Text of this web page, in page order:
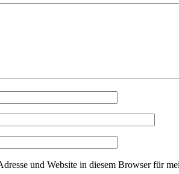
und Website in diesem Browser für